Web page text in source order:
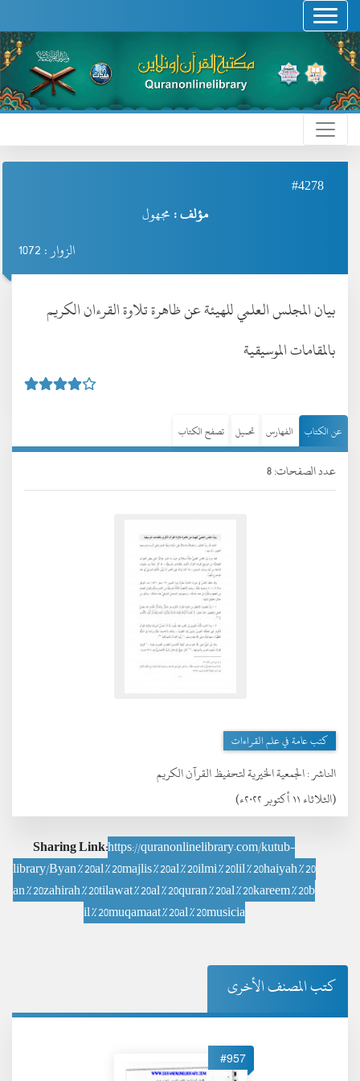
#4278
مؤلف : مجهول
الزوار : 1072
بيان المجلس العلمي للهيئة عن ظاهرة تلاوة القرءان الكريم
بالمقامات الموسيقية
عن الكتاب الفهارس تحميل تصفح الكتاب
عدد الصفحات: 8
(الثلاثاء ١١ أكتوبر ٢٠٢٢ء)
الناشر :الجمعية الخيرية لتحفيظ القرآن الكريم
كتب عامة في علم القراءات
Sharing Link:https://quranonlinelibrary.com/kutub-
library/Byan%20al%20majlis%20al%20ilmi%20lil%20haiyah%20
an%20zahirah%20tilawat%20al%20quran%20al%20kareem%20b
il%20muqamaat%20al%20musicia
كتب المصنف الأخرى
#957